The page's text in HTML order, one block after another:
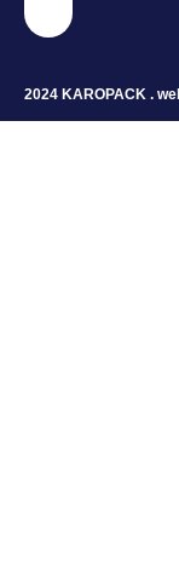
2024 KAROPACK .